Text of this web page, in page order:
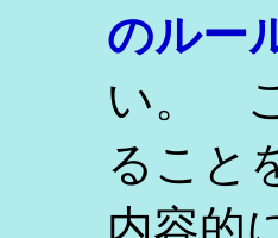
のルー
い。
ること